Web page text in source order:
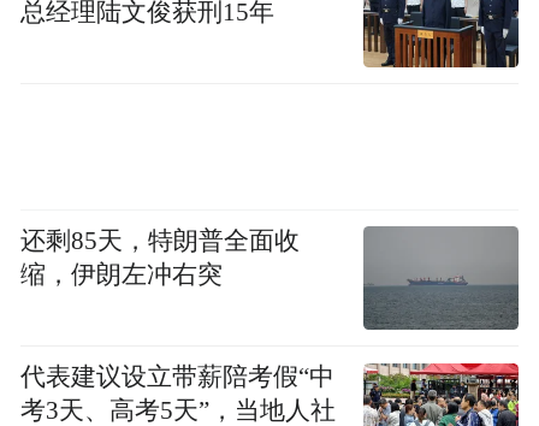
总经理陆文俊获刑15年
还剩85天，特朗普全面收
缩，伊朗左冲右突
代表建议设立带薪陪考假“中
考3天、高考5天”，当地人社